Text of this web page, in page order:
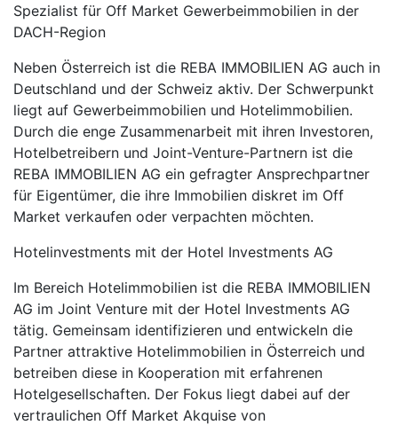
Spezialist für Off Market Gewerbeimmobilien in der
DACH-Region
Neben Österreich ist die REBA IMMOBILIEN AG auch in
Deutschland und der Schweiz aktiv. Der Schwerpunkt
liegt auf Gewerbeimmobilien und Hotelimmobilien.
Durch die enge Zusammenarbeit mit ihren Investoren,
Hotelbetreibern und Joint-Venture-Partnern ist die
REBA IMMOBILIEN AG ein gefragter Ansprechpartner
für Eigentümer, die ihre Immobilien diskret im Off
Market verkaufen oder verpachten möchten.
Hotelinvestments mit der Hotel Investments AG
Im Bereich Hotelimmobilien ist die REBA IMMOBILIEN
AG im Joint Venture mit der Hotel Investments AG
tätig. Gemeinsam identifizieren und entwickeln die
Partner attraktive Hotelimmobilien in Österreich und
betreiben diese in Kooperation mit erfahrenen
Hotelgesellschaften. Der Fokus liegt dabei auf der
vertraulichen Off Market Akquise von